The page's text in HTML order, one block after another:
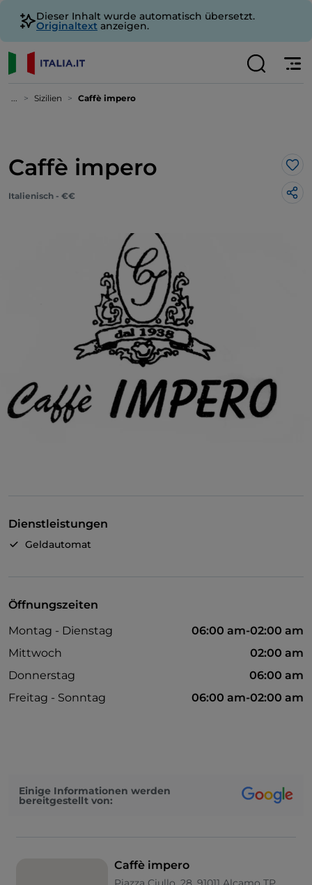
Dieser Inhalt wurde automatisch übersetzt.
Originaltext anzeigen.
... Sizilien Caffè impero
Caffè impero
Italienisch - €€
Dienstleistungen
Geldautomat
Öffnungszeiten
Montag - Dienstag
06:00 am-02:00 am
Mittwoch
02:00 am
Donnerstag
06:00 am
Freitag - Sonntag
06:00 am-02:00 am
Einige Informationen werden
bereitgestellt von:
Caffè impero